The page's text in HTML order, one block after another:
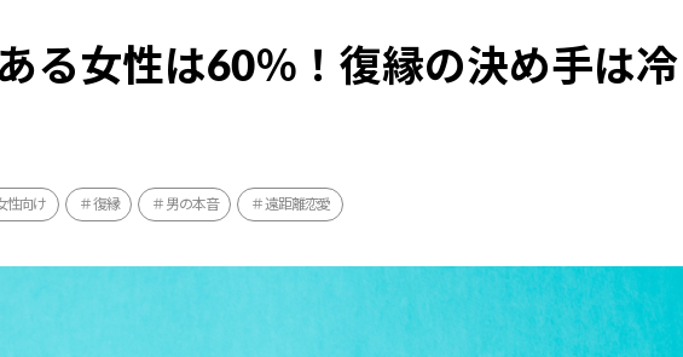
る女性は60％！復縁の決め手は冷
性向け 復縁 男の本音 遠距離恋愛